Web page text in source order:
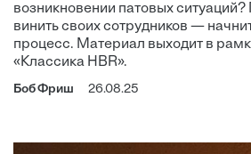
возникновении патовых ситуаций?
винить своих сотрудников —
процесс. Материал выходит в
«Классика HBR».
Боб Фриш 26.08.25